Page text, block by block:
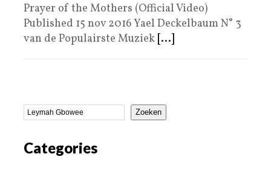
Prayer of the Mothers (Official Video)
Published 15 nov 2016 Yael Deckelbaum N° 3
van de Populairste Muziek [...]
Zoeken
Categories